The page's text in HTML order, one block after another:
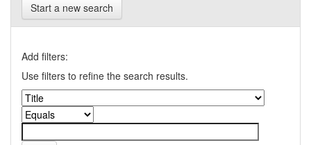
Start a new search
Add filters:
Use filters to refine the search results.